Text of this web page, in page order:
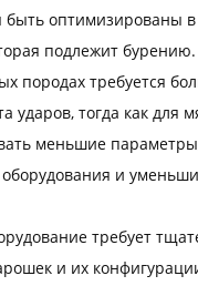
оптимизированы в
подлежит
породах требуется
ударов, тогда как для
меньшие
оборудования и
требует
и их